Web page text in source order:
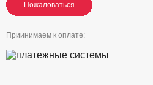
Пожаловаться
Пожаловаться
Пожаловаться
Приинимаем к оплате: